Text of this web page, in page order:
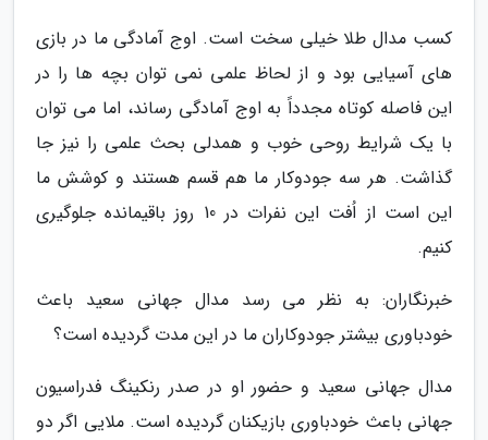
کسب مدال طلا خیلی سخت است. اوج آمادگی ما در بازی
های آسیایی بود و از لحاظ علمی نمی توان بچه ها را در
این فاصله کوتاه مجدداً به اوج آمادگی رساند، اما می توان
با یک شرایط روحی خوب و همدلی بحث علمی را نیز جا
گذاشت. هر سه جودوکار ما هم قسم هستند و کوشش ما
این است از اُفت این نفرات در 10 روز باقیمانده جلوگیری
کنیم.
خبرنگاران: به نظر می رسد مدال جهانی سعید باعث
خودباوری بیشتر جودوکاران ما در این مدت گردیده است؟
مدال جهانی سعید و حضور او در صدر رنکینگ فدراسیون
جهانی باعث خودباوری بازیکنان گردیده است. ملایی اگر دو